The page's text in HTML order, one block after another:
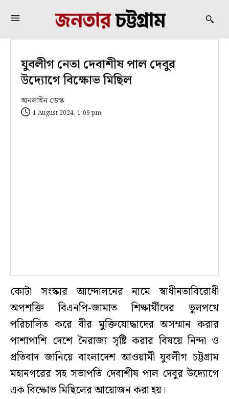
যুবলীগ নেতা দেবাশীষ পাল দেবুর
উদ্যোগে বিক্ষোভ মিছিল
অনলাইন ডেস্ক
1 August 2024, 1:09 pm
কোটা সংস্কার আন্দোলনের নামে স্বাধীনতাবিরোধী
অপশক্তি বিএনপি-জামাত শিক্ষার্থীদের ভুলপথে
পরিচালিত করে বীর মুক্তিযোদ্ধাদের অসম্মান করার
পাশাপাশি দেশে নৈরাজ্য সৃষ্টি করার বিষয়ে নিন্দা ও
প্রতিবাদ জানিয়ে বাংলাদেশ আওয়ামী যুবলীগ চট্টগ্রাম
মহানগরের সহ সভাপতি দেবাশীষ পাল দেবুর উদ্যোগে
এক বিক্ষোভ মিছিলের আয়োজন করা হয়।